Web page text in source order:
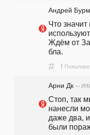
Андрей
Что
Ждём от
бла.
# !
Арни Дк — (55)
Стоп, так
нанесли
даже два,
были